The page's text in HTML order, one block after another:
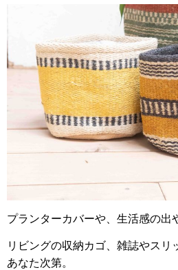
プランターカバーや、生活感の出
リビングの収納カゴ、雑誌やスリ
あなた次第。